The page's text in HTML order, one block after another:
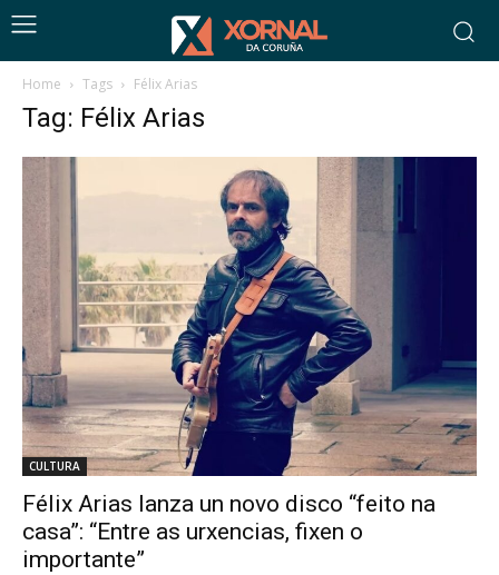
Home Tags Félix Arias
Tag: Félix Arias
CULTURA
Félix Arias lanza un novo disco “feito na
casa”: “Entre as urxencias, fixen o
importante”